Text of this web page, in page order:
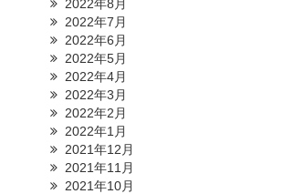
2022年8月
2022年7月
2022年6月
2022年5月
2022年4月
2022年3月
2022年2月
2022年1月
2021年12月
2021年11月
2021年10月